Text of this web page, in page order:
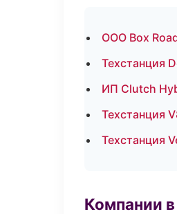
ООО Box
Техстанция
ИП Clutch
Техстанция
Техстанция
Компании